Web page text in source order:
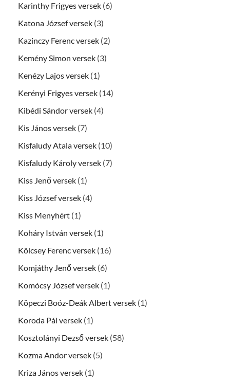
Karinthy Frigyes versek (6)
Katona József versek (3)
Kazinczy Ferenc versek (2)
Kemény Simon versek (3)
Kenézy Lajos versek (1)
Kerényi Frigyes versek (14)
Kibédi Sándor versek (4)
Kis János versek (7)
Kisfaludy Atala versek (10)
Kisfaludy Károly versek (7)
Kiss Jenő versek (1)
Kiss József versek (4)
Kiss Menyhért (1)
Koháry István versek (1)
Kölcsey Ferenc versek (16)
Komjáthy Jenő versek (6)
Komócsy József versek (1)
Köpeczi Boóz-Deák Albert versek (1)
Koroda Pál versek (1)
Kosztolányi Dezső versek (58)
Kozma Andor versek (5)
Kriza János versek (1)